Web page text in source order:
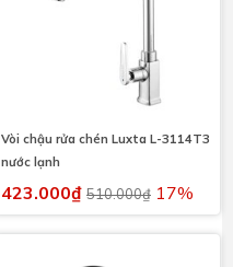
Vòi chậu rửa chén Luxta L-3114T3
nước lạnh
423.000₫ 510.000₫ 17%